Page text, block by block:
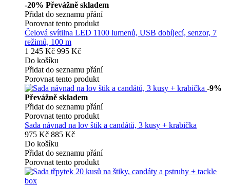
-20% Převážně skladem
Přidat do seznamu přání
Porovnat tento produkt
Čelová svítilna LED 1100 lumenů, USB dobíjecí, senzor, 7
režimů, 100 m
1 245 Kč 995 Kč
Do košíku
Přidat do seznamu přání
Porovnat tento produkt
-9%
Převážně skladem
Přidat do seznamu přání
Porovnat tento produkt
Sada návnad na lov štik a candátů, 3 kusy + krabička
975 Kč 885 Kč
Do košíku
Přidat do seznamu přání
Porovnat tento produkt